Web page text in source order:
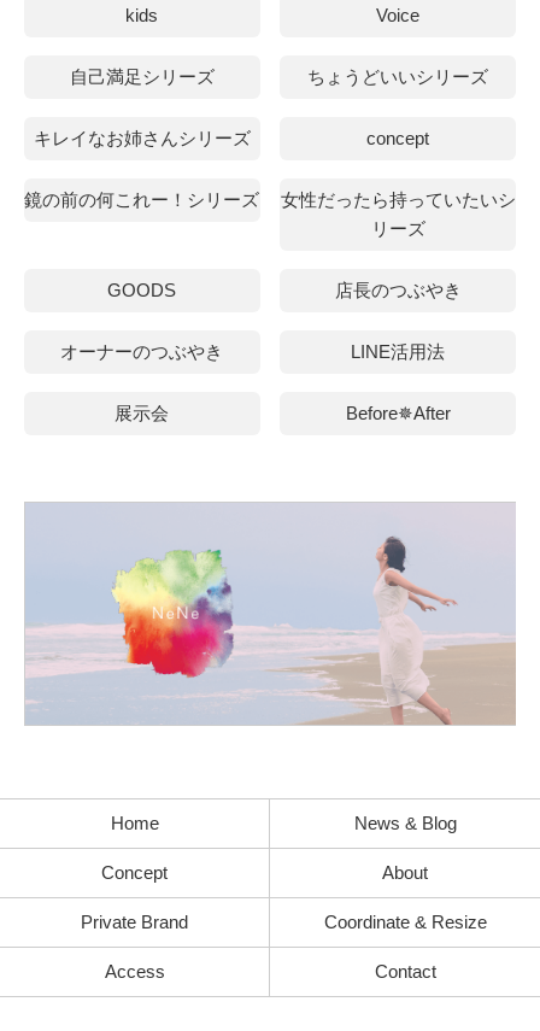
kids Voice
自己満足シリーズ ちょうどいいシリーズ
キレイなお姉さんシリーズ concept
鏡の前の何これー！シリーズ
女性だったら持っていたいシ
リーズ
GOODS 店長のつぶやき
オーナーのつぶやき LINE活用法
展示会 Before✵After
Home News & Blog
Concept About
Private Brand Coordinate & Resize
Access Contact